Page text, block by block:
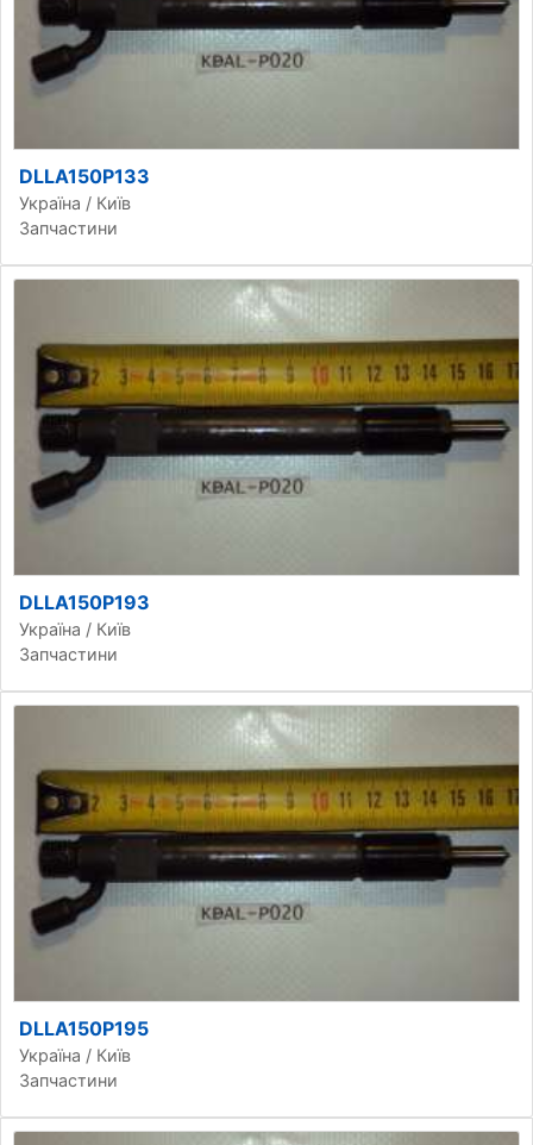
DLLA150P133
Україна / Київ
Запчастини
DLLA150P193
Україна / Київ
Запчастини
DLLA150P195
Україна / Київ
Запчастини